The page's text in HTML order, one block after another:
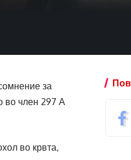
за
во член 297 А
во крвта,